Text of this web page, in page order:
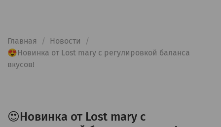
Главная
Новости
😍Новинка от Lost mary с регулировкой баланса
вкусов!
😍Новинка от Lost mary с